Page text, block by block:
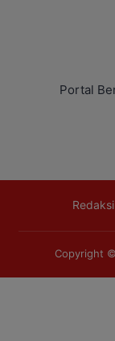
Portal
Redaksi
Copyright